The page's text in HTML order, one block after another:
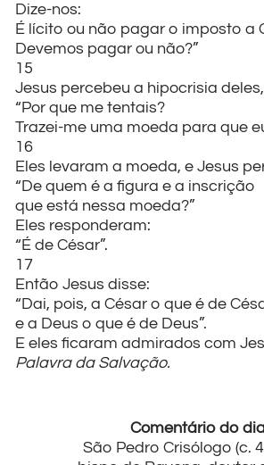
Dize-nos:
É lícito ou não pagar o imposto a
Devemos pagar ou não?”
15
Jesus percebeu a hipocrisia
“Por que me tentais?
Trazei-me uma moeda para que
16
Eles levaram a moeda, e Jesus
“De quem é a figura e a inscrição
que está nessa moeda?”
Eles responderam:
“É de César”.
17
Então Jesus disse:
“Dai, pois, a César o que é de
e a Deus o que é de Deus”.
E eles ficaram admirados com
Palavra da Salvação.
Comentário do
São Pedro Crisólogo (c.